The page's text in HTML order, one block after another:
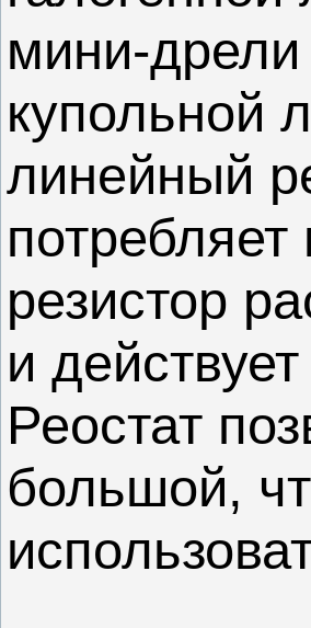
мини-
купольной
линейный
резистор
и
Реостат
большой,